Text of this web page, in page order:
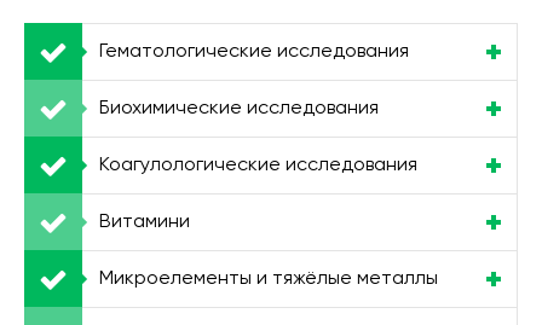
Гематологические исследования
Биохимические исследования
Коагулологические исследования
Витамини
Микроелементы и тяжёлые металлы